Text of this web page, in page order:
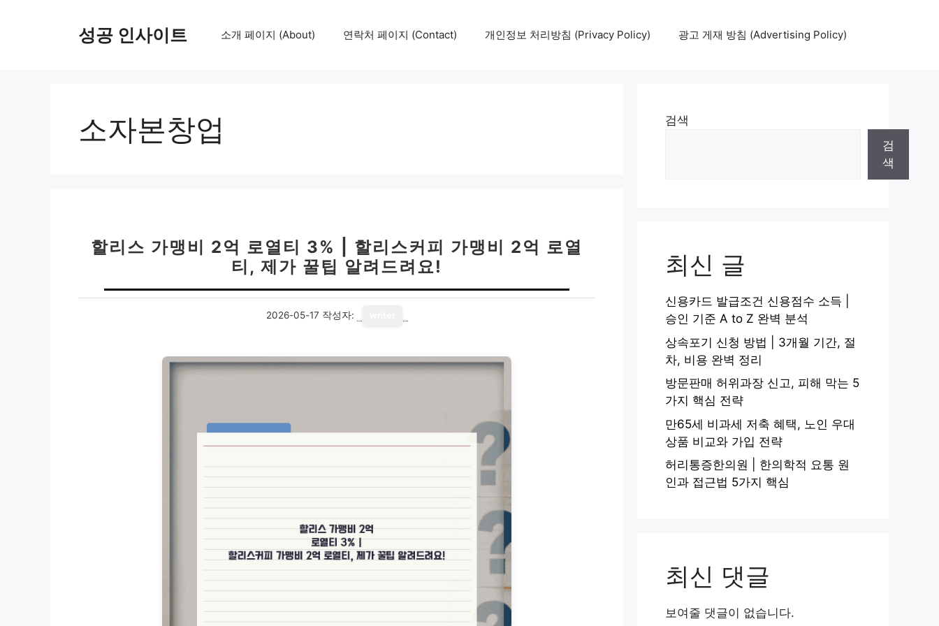
성공 인사이트 소개 페이지 (About) 연락처 페이지 (Contact) 개인정보 처리방침 (Privacy Policy) 광고 게재 방침 (Advertising Policy)
소자본창업
할리스 가맹비 2억 로열티 3% | 할리스커피 가맹비 2억 로열
티, 제가 꿀팁 알려드려요!
2026-05-17 작성자:
검색
검
색
최신 글
신용카드 발급조건 신용점수 소득 |
승인 기준 A to Z 완벽 분석
상속포기 신청 방법 | 3개월 기간, 절
차, 비용 완벽 정리
방문판매 허위과장 신고, 피해 막는 5
가지 핵심 전략
만65세 비과세 저축 혜택, 노인 우대
상품 비교와 가입 전략
허리통증한의원 | 한의학적 요통 원
인과 접근법 5가지 핵심
최신 댓글
보여줄 댓글이 없습니다.